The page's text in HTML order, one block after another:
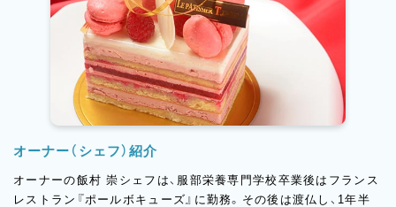
オーナー（シェフ）紹介
オーナーの飯村 崇シェフは、服部栄養専門学校卒業後はフランス
レストラン『ポールボキューズ』に勤務。その後は渡仏し、1年半